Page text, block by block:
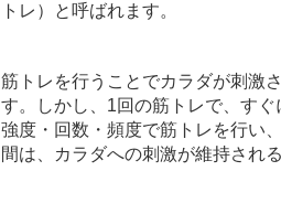
トレ）と呼ばれます。
筋トレを行うことでカラダが刺激
す。しかし、1回の筋トレで、す
強度・回数・頻度で筋トレを行い
間は、カラダへの刺激が維持され